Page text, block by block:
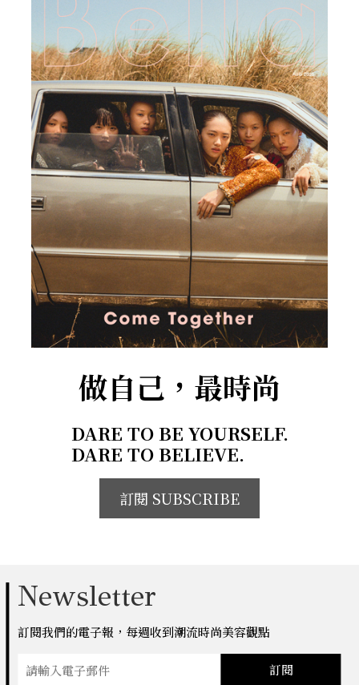
做自己，最時尚
DARE TO BE YOURSELF.
DARE TO BELIEVE.
訂閱 SUBSCRIBE
Newsletter
訂閱我們的電子報，每週收到潮流時尚美容觀點
訂閱